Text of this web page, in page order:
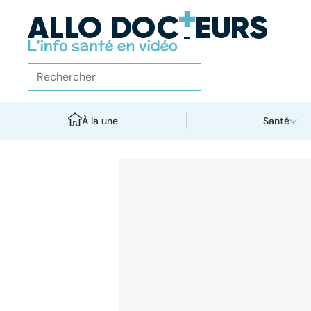
À la une Santé